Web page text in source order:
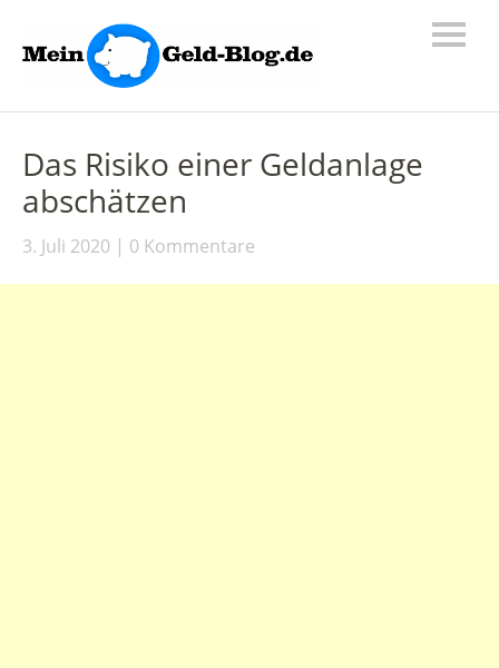
Das Risiko einer Geldanlage
abschätzen
3. Juli 2020 0 Kommentare